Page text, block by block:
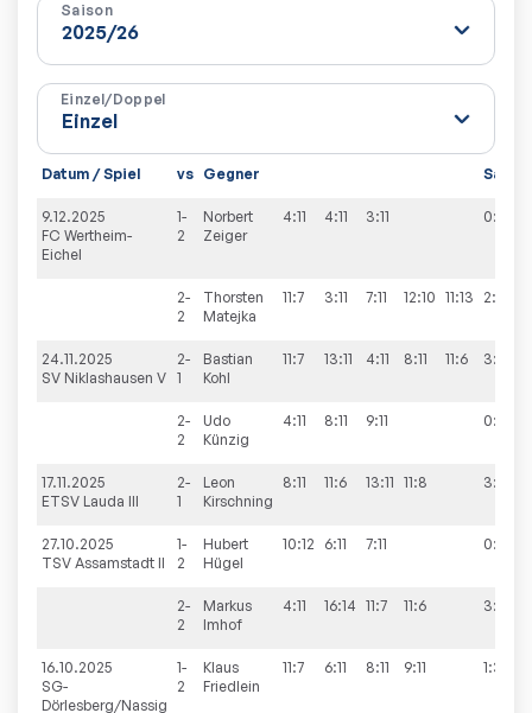
Saison
Einzel/Doppel
Datum / Spiel vs Gegner Sätze
9.12.2025
FC Wertheim-
Eichel
1-
2
Norbert
Zeiger
4:11 4:11 3:11 0:3
2-
2
Thorsten
Matejka
11:7 3:11 7:11 12:10 11:13 2:3
24.11.2025
SV Niklashausen V
2-
1
Bastian
Kohl
11:7 13:11 4:11 8:11 11:6 3:2
2-
2
Udo
Künzig
4:11 8:11 9:11 0:3
17.11.2025
ETSV Lauda III
2-
1
Leon
Kirschning
8:11 11:6 13:11 11:8 3:1
27.10.2025
TSV Assamstadt II
1-
2
Hubert
Hügel
10:12 6:11 7:11 0:3
2-
2
Markus
Imhof
4:11 16:14 11:7 11:6 3:1
16.10.2025
SG-
Dörlesberg/Nassig
1-
2
Klaus
Friedlein
11:7 6:11 8:11 9:11 1:3